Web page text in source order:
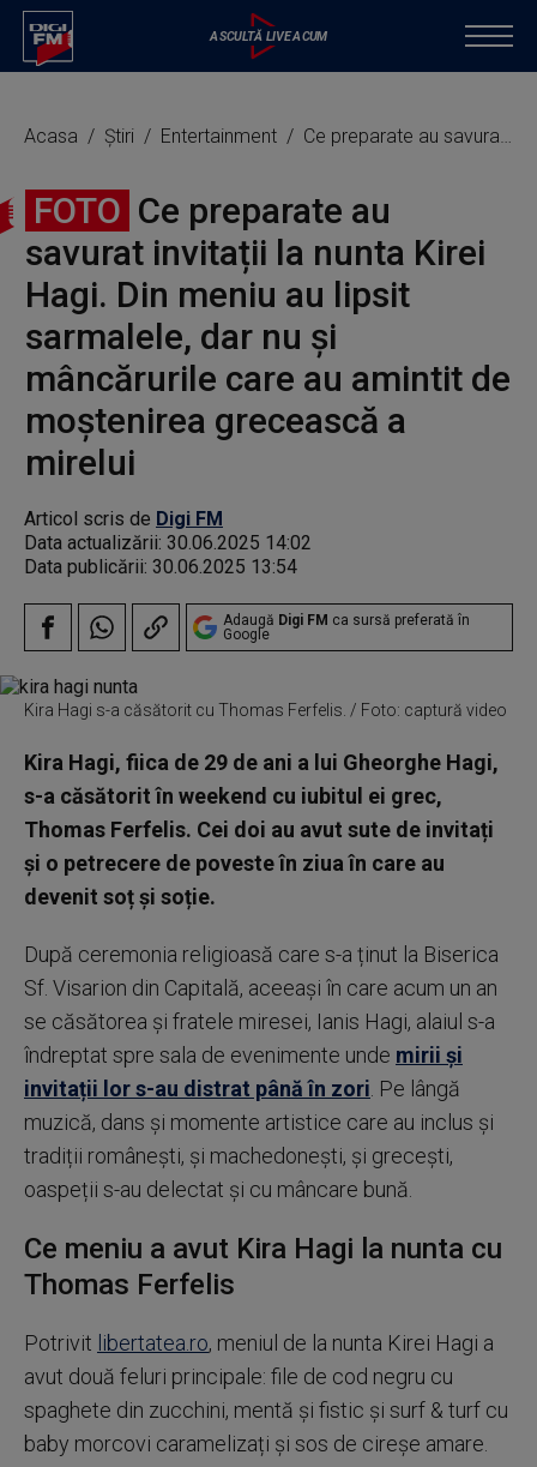
Acasa Știri Entertainment Ce preparate au savurat invitații la nunta Kirei Hagi. Din meniu au lipsit sarmalele, dar nu și mâncărurile care au amintit de moștenirea grecească a mirelui
FOTO Ce preparate au
savurat invitații la nunta Kirei
Hagi. Din meniu au lipsit
sarmalele, dar nu și
mâncărurile care au amintit de
moștenirea grecească a
mirelui
Articol scris de Digi FM
Data actualizării: 30.06.2025 14:02
Data publicării: 30.06.2025 13:54
Adaugă Digi FM ca sursă preferată în
Google
Kira Hagi s-a căsătorit cu Thomas Ferfelis. / Foto: captură video
Kira Hagi, fiica de 29 de ani a lui Gheorghe Hagi,
s-a căsătorit în weekend cu iubitul ei grec,
Thomas Ferfelis. Cei doi au avut sute de invitați
și o petrecere de poveste în ziua în care au
devenit soț și soție.
După ceremonia religioasă care s-a ținut la Biserica
Sf. Visarion din Capitală, aceeași în care acum un an
se căsătorea și fratele miresei, Ianis Hagi, alaiul s-a
îndreptat spre sala de evenimente unde mirii și
invitații lor s-au distrat până în zori . Pe lângă
muzică, dans și momente artistice care au inclus și
tradiții românești, și machedonești, și grecești,
oaspeții s-au delectat și cu mâncare bună.
Ce meniu a avut Kira Hagi la nunta cu
Thomas Ferfelis
Potrivit libertatea.ro, meniul de la nunta Kirei Hagi a
avut două feluri principale: file de cod negru cu
spaghete din zucchini, mentă și fistic și surf & turf cu
baby morcovi caramelizați și sos de cireșe amare.